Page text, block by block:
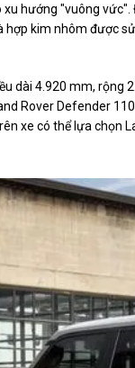
hướng "vuông
hợp kim nhôm được
dài 4.920 mm,
Rover Defender
xe có thể lựa chọn